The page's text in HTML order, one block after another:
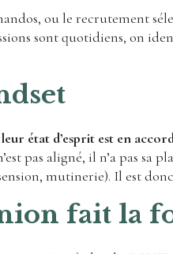
ou le recrutement
sont quotidiens, on
leur état d’esprit est en
pas aligné, il n’a pas sa
mutinerie). Il est
fait la